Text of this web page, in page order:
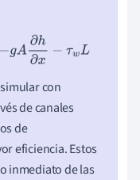
∂h∂ x−τw
con
de canales
de
eficiencia. Estos
inmediato de las